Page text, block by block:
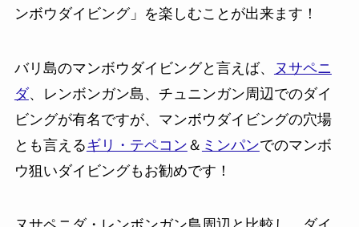
ンボウダイビング」を楽しむことが出来ます！
バリ島のマンボウダイビングと言えば、
ヌサペニ
ダ、レンボンガン島、チュニンガン周辺でのダイ
ビングが有名ですが、マンボウダイビングの穴場
とも言えるギリ・テペコン ＆ ミンパンでのマンボ
ウ狙いダイビングもお勧めです！